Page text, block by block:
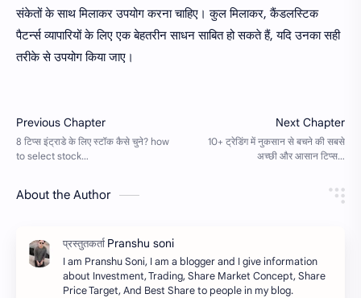
संकेतों के साथ मिलाकर उपयोग करना चाहिए। कुल मिलाकर, कैंडलस्टिक
पैटर्न्स व्यापारियों के लिए एक बेहतरीन साधन साबित हो सकते हैं, यदि उनका सही
तरीके से उपयोग किया जाए।
About the Author
I am Pranshu Soni, I am a blogger and I give information
about Investment, Trading, Share Market Concept, Share
Price Target, And Best Share to people in my blog.